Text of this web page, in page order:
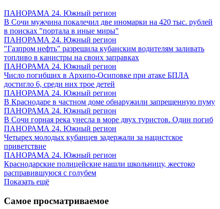
ПАНОРАМА 24. Южный регион
В Сочи мужчина покалечил две иномарки на 420 тыс. рублей
в поисках "портала в иные миры"
ПАНОРАМА 24. Южный регион
"Газпром нефть" разрешила кубанским водителям заливать
топливо в канистры на своих заправках
ПАНОРАМА 24. Южный регион
Число погибших в Архипо-Осиповке при атаке БПЛА
достигло 6, среди них трое детей
ПАНОРАМА 24. Южный регион
В Краснодаре в частном доме обнаружили запрещенную пуму
ПАНОРАМА 24. Южный регион
В Сочи горная река унесла в море двух туристов. Один погиб
ПАНОРАМА 24. Южный регион
Четырех молодых кубанцев задержали за нацистское
приветствие
ПАНОРАМА 24. Южный регион
Краснодарские полицейские нашли школьницу, жестоко
расправившуюся с голубем
Показать ещё
Самое просматриваемое